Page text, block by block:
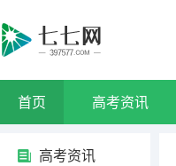
首页 高考资讯
高考资讯